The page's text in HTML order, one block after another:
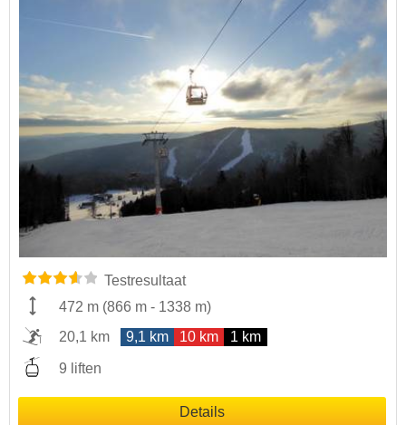
Testresultaat
472 m (866 m - 1338 m)
20,1 km
9,1 km 10 km 1 km
9 liften
Details